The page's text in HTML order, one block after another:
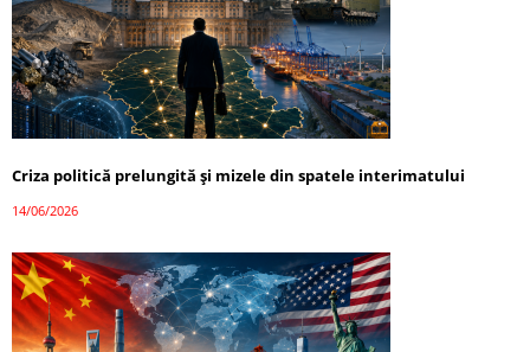
Criza politică prelungită și mizele din spatele interimatului
14/06/2026